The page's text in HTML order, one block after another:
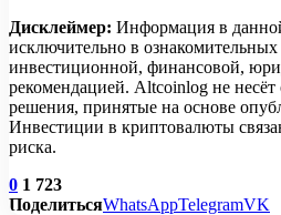
Дисклеймер: Информация в
исключительно в ознакомительных
инвестиционной, финансовой,
рекомендацией. Altcoinlog не несёт
решения, принятые на основе
Инвестиции в криптовалюты
риска.
0 1 723
ПоделитьсяWhatsAppTelegramVK